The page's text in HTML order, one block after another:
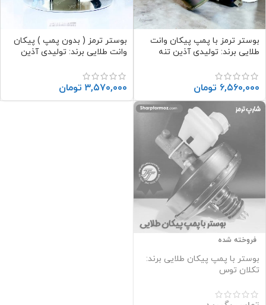
بوستر ترمز با پمپ پیکان وانت
طلایی برند: تولیدی آذین تنه
۶,۵۶۰,۰۰۰ تومان
بوستر ترمز ( بدون پمپ ) پیکان
وانت طلایی برند: تولیدی آذین
۳,۵۷۰,۰۰۰ تومان
فروخته شده
بوستر با پمپ پیکان طلایی برند:
تکلان توس